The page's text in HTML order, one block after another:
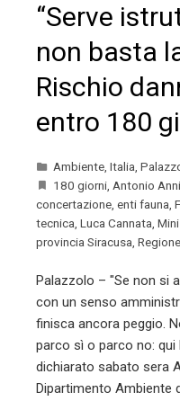
“Serve
non basta
Rischio
entro 180
Ambiente, Italia,
180 giorni, Antonio
concertazione, enti fauna,
tecnica, Luca Cannata,
provincia Siracusa,
Palazzolo – "Se non si
con un senso
finisca ancora peggio.
parco sì o parco no: qui
dichiarato sabato sera
Dipartimento Ambiente